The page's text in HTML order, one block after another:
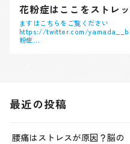
花粉症はここをストレ
ますはこちらをご覧ください
https://twitter.com/
粉症…
最近の投稿
腰痛はストレスが原因？脳の